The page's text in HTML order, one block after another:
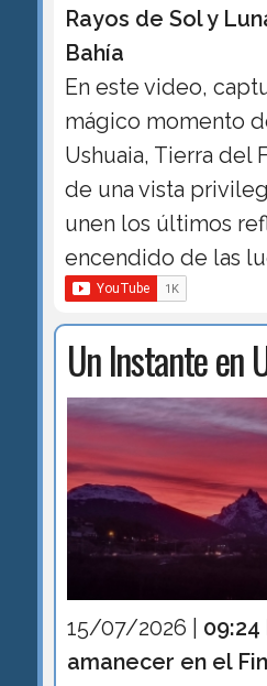
Rayos de Sol y
Bahía
En este video,
mágico momento
Ushuaia, Tierra del
de una vista
unen los últimos
encendido de las
Un Instante en
15/07/2026 | 09:24
amanecer en el